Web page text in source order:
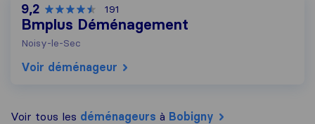
9,2 191
Bmplus Déménagement
Noisy-le-Sec
Voir déménageur
Voir tous les déménageurs à Bobigny